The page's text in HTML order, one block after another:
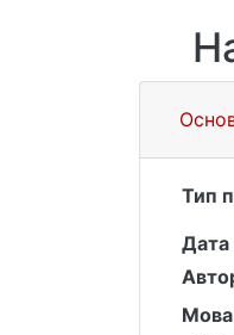
Тип
Дата
Мова